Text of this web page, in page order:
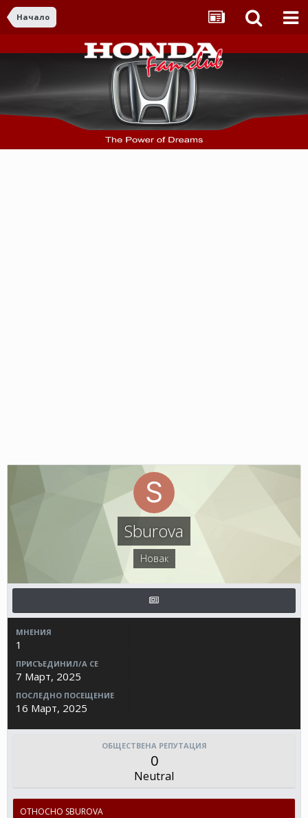
Начало
Sburova
Новак
МНЕНИЯ
1
ПРИСЪЕДИНИЛ/А СЕ
7 Март, 2025
ПОСЛЕДНО ПОСЕЩЕНИЕ
16 Март, 2025
ОБЩЕСТВЕНА РЕПУТАЦИЯ
0
Neutral
ОТНОСНО SBUROVA